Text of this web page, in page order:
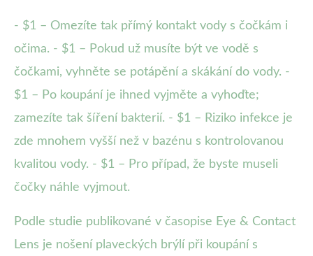
- $1 – Omezíte tak přímý kontakt vody s čočkám i
očima. - $1 – Pokud už musíte být ve vodě s
čočkami, vyhněte se potápění a skákání do vody. -
$1 – Po koupání je ihned vyjměte a vyhoďte;
zamezíte tak šíření bakterií. - $1 – Riziko infekce je
zde mnohem vyšší než v bazénu s kontrolovanou
kvalitou vody. - $1 – Pro případ, že byste museli
čočky náhle vyjmout.
Podle studie publikované v časopise Eye & Contact
Lens je nošení plaveckých brýlí při koupání s